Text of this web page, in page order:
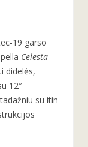
19 garso
Celesta
didelės,
12″
su itin